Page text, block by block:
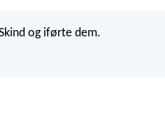
og iførte dem.